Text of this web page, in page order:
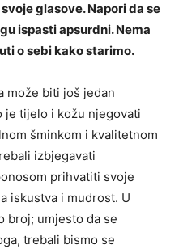
glasove. Napori da se
ispasti apsurdni. Nema
o sebi kako starimo.
može biti još jedan
je tijelo i kožu njegovati
šminkom i kvalitetnom
izbjegavati
prihvatiti svoje
iskustva i mudrost. U
broj; umjesto da se
trebali bismo se